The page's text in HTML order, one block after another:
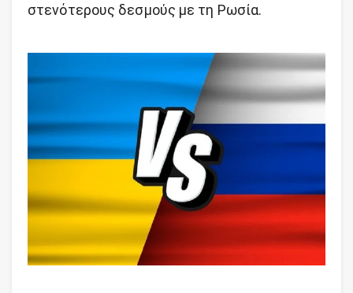
στενότερους δεσμούς με τη Ρωσία.